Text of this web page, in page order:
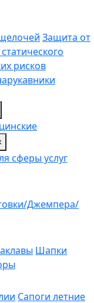
Защита от
рисков
сферы услуг
Джемпера/
Шапки
Сапоги летние